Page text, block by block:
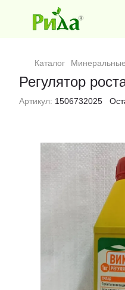
Каталог
Регулятор
Артикул: 1506732025